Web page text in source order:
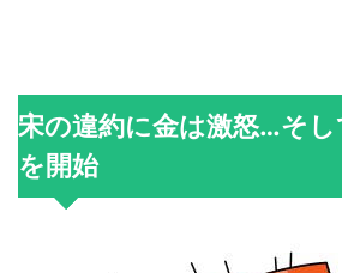
宋の違約に金は激怒…そ
を開始